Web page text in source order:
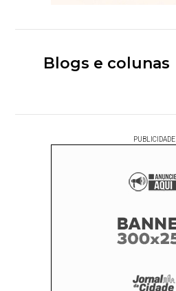
Blogs e colunas
PUBLICIDADE